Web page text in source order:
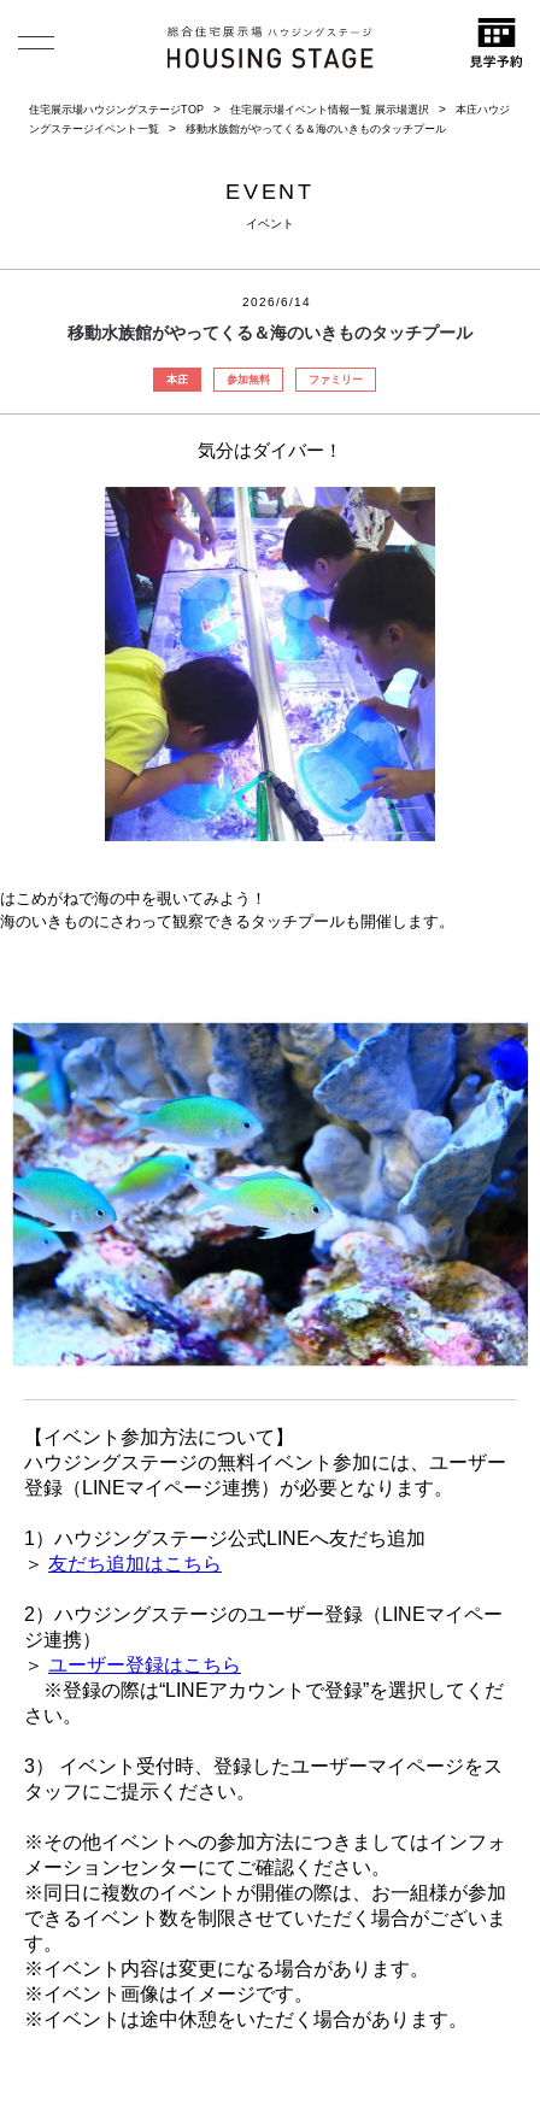
住宅展示場ハウジングステージTOP 住宅展示場イベント情報一覧 展示場選択
本庄ハウジ
ングステージイベント一覧
移動水族館がやってくる＆海のいきものタッチプール
EVENT
イベント
2026/6/14
移動水族館がやってくる＆海のいきものタッチプール
本庄 参加無料 ファミリー
気分はダイバー！
はこめがねで海の中を覗いてみよう！
海のいきものにさわって観察できるタッチプールも開催します。
【イベント参加方法について】
ハウジングステージの無料イベント参加には、ユーザー
登録（LINEマイページ連携）が必要となります。
1）ハウジングステージ公式LINEへ友だち追加
＞ 友だち追加はこちら
2）ハウジングステージのユーザー登録（LINEマイペー
ジ連携）
＞ ユーザー登録はこちら
※登録の際は“LINEアカウントで登録”を選択してくだ
さい。
3） イベント受付時、登録したユーザーマイページをス
タッフにご提示ください。
※その他イベントへの参加方法につきましてはインフォ
メーションセンターにてご確認ください。
※同日に複数のイベントが開催の際は、お一組様が参加
できるイベント数を制限させていただく場合がございま
す。
※イベント内容は変更になる場合があります。
※イベント画像はイメージです。
※イベントは途中休憩をいただく場合があります。